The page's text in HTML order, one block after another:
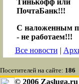
Тинькофф или
ПочтаБанк!!!
С наложенным
- не работаем!!!
Все новости |
Посетителей на сайте: 186
© 2006 Zasluga.ru